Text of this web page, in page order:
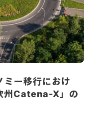
ミー移行におけ
州Catena-X」の